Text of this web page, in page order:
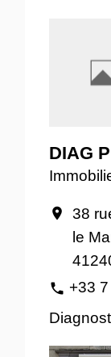
DIAG
location_on
38
le
phone +33